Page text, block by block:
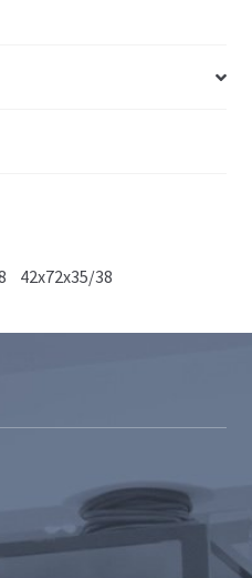
42x72x35/38